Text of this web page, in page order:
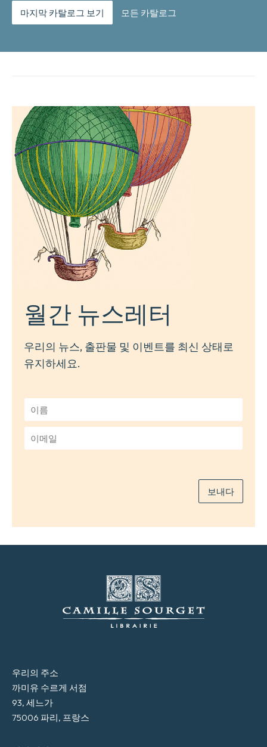
마지막 카탈로그 보기 모든 카탈로그
월간 뉴스레터
우리의 뉴스, 출판물 및 이벤트를 최신 상태로
유지하세요.
름
*
메
보내다
우리의 주소
까미유 수르게 서점
93, 세느가
75006 파리, 프랑스